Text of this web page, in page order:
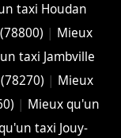
taxi Houdan
| Mieux
taxi Jambville
| Mieux
| Mieux qu'un
taxi Jouy-